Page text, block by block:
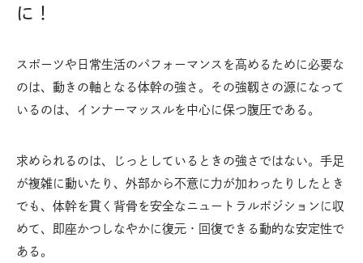
に！
スポーツや日常生活のパフォーマンスを高めるために必要な
のは、動きの軸となる体幹の強さ。その強靱さの源になって
いるのは、インナーマッスルを中心に保つ腹圧である。
求められるのは、じっとしているときの強さではない。手足
が複雑に動いたり、外部から不意に力が加わったりしたとき
でも、体幹を貫く背骨を安全なニュートラルポジションに収
めて、即座かつしなやかに復元・回復できる動的な安定性で
ある。